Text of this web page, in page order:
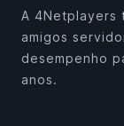
A 4Netplayers
amigos
desempenho
anos.